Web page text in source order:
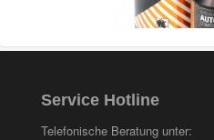
Service Hotline
Telefonische Beratung unter: